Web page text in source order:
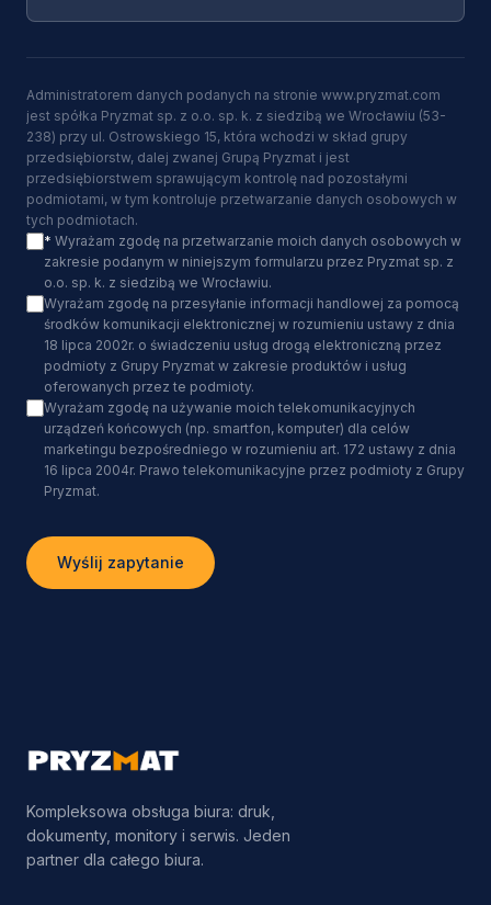
Administratorem danych podanych na stronie www.pryzmat.com
jest spółka Pryzmat sp. z o.o. sp. k. z siedzibą we Wrocławiu (53-
238) przy ul. Ostrowskiego 15, która wchodzi w skład grupy
przedsiębiorstw, dalej zwanej Grupą Pryzmat i jest
przedsiębiorstwem sprawującym kontrolę nad pozostałymi
podmiotami, w tym kontroluje przetwarzanie danych osobowych w
tych podmiotach.
* Wyrażam zgodę na przetwarzanie moich danych osobowych w
zakresie podanym w niniejszym formularzu przez Pryzmat sp. z
o.o. sp. k. z siedzibą we Wrocławiu.
Wyrażam zgodę na przesyłanie informacji handlowej za pomocą
środków komunikacji elektronicznej w rozumieniu ustawy z dnia
18 lipca 2002r. o świadczeniu usług drogą elektroniczną przez
podmioty z Grupy Pryzmat w zakresie produktów i usług
oferowanych przez te podmioty.
Wyrażam zgodę na używanie moich telekomunikacyjnych
urządzeń końcowych (np. smartfon, komputer) dla celów
marketingu bezpośredniego w rozumieniu art. 172 ustawy z dnia
16 lipca 2004r. Prawo telekomunikacyjne przez podmioty z Grupy
Pryzmat.
Wyślij zapytanie
Kompleksowa obsługa biura: druk,
dokumenty, monitory i serwis. Jeden
partner dla całego biura.